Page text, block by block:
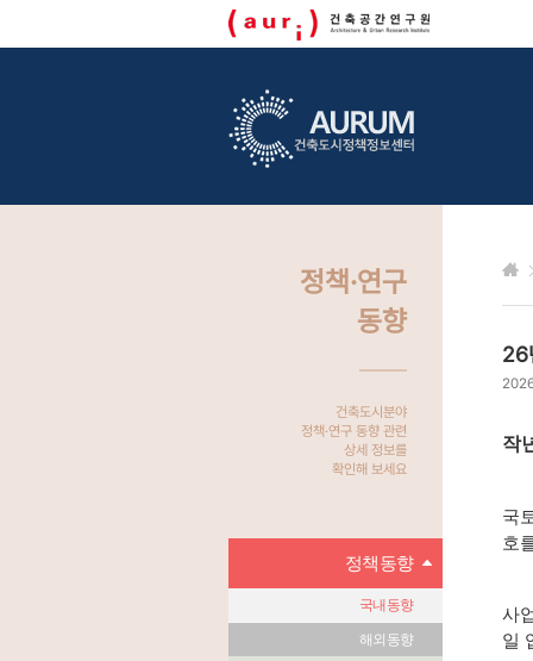
정책·연구
동향
건축도시분야
정책·연구 동향 관련
상세 정보를
확인해 보세요
정책동향
국내동향
해외동향
26
작
국
호
사
일